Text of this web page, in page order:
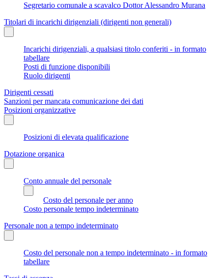
Segretario comunale a scavalco Dottor Alessandro Murana
Titolari di incarichi dirigenziali (dirigenti non generali)
Incarichi dirigenziali, a qualsiasi titolo conferiti - in formato
tabellare
Posti di funzione disponibili
Ruolo dirigenti
Dirigenti cessati
Sanzioni per mancata comunicazione dei dati
Posizioni organizzative
Posizioni di elevata qualificazione
Dotazione organica
Conto annuale del personale
Costo del personale per anno
Costo personale tempo indeterminato
Personale non a tempo indeterminato
Costo del personale non a tempo indeterminato - in formato
tabellare